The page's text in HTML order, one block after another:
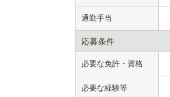
通勤手当
応募条件
必要な免許・資格
必要な経験等